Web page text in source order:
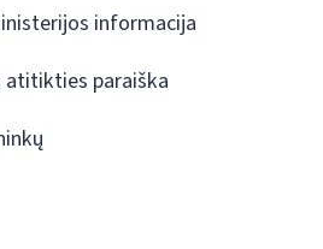
informacija
paraiška